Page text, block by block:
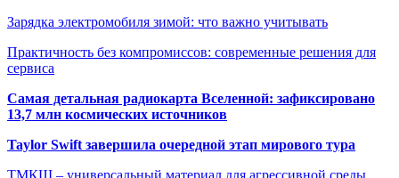
Зарядка электромобиля зимой: что важно учитывать
Практичность без компромиссов: современные решения для
сервиса
Самая детальная радиокарта Вселенной: зафиксировано
13,7 млн космических источников
Taylor Swift завершила очередной этап мирового тура
ТМКЩ – универсальный материал для агрессивной среды